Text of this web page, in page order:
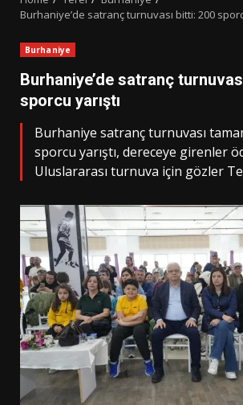
Burhaniye’de satranç turnuvası bitti: 200
Burhaniye
Burhaniye’de satranç
sporcu yarıştı
Burhaniye satranç turnuvası
sporcu yarıştı, dereceye girenler
Uluslararası turnuva için gözler